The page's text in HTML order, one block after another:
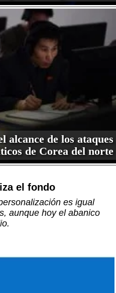
alcance de los ataques
de Corea del norte
el fondo
es igual
aunque hoy el abanico